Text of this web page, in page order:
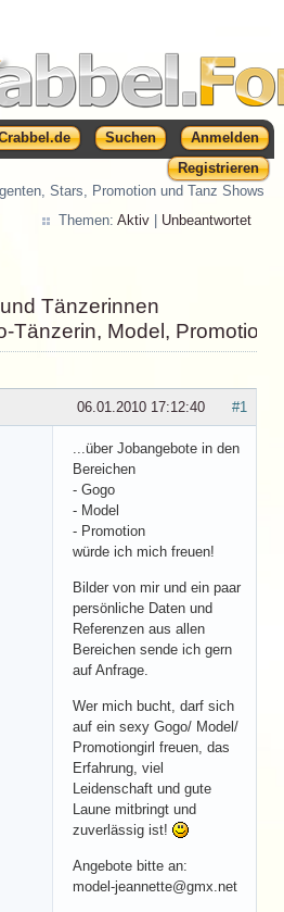
Suchen
Anmelden
Registrieren
Stars, Promotion und Tanz Shows
Themen:Aktiv Unbeantwortet
Tänzerinnen
Tänzerin, Model, Promotion
#1
06.01.2010 17:12:40
...über Jobangebote in den
Bereichen
- Gogo
- Model
- Promotion
würde ich mich freuen!
Bilder von mir und ein paar
persönliche Daten und
Referenzen aus allen
Bereichen sende ich gern
auf Anfrage.
Wer mich bucht, darf sich
auf ein sexy Gogo/ Model/
Promotiongirl freuen, das
Erfahrung, viel
Leidenschaft und gute
Laune mitbringt und
zuverlässig ist!
Angebote bitte an:
model-jeannette@gmx.net